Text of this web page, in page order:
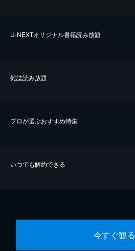
U-NEXTオリジナル書籍読み放題
雑誌読み放題
プロが選ぶおすすめ特集
いつでも解約できる
今すぐ観る